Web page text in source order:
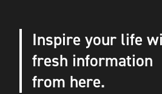
Inspire your life
fresh information
from here.